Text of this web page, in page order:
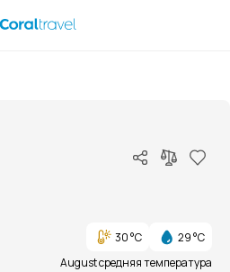
30 °C
29 °C
August средняя температура